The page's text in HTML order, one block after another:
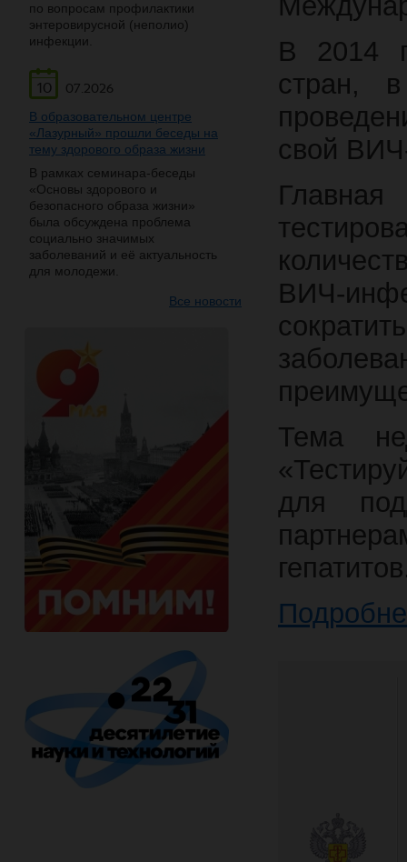
по вопросам профилактики
энтеровирусной (неполио)
инфекции.
10
07.2026
В образовательном центре
«Лазурный» прошли беседы на
тему здорового образа жизни
В рамках семинара-беседы
«Основы здорового и
безопасного образа жизни»
была обсуждена проблема
социально значимых
заболеваний и её актуальность
для молодежи.
Все новости
В 2014
стран,
свой
ВИЧ-
Тема
для